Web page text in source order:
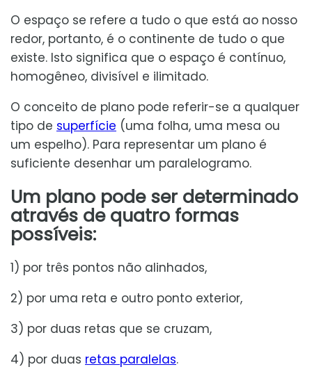
O espaço se refere a tudo o que está ao nosso
redor, portanto, é o continente de tudo o que
existe. Isto significa que o espaço é contínuo,
homogêneo, divisível e ilimitado.
O conceito de plano pode referir-se a qualquer
tipo de superfície (uma folha, uma mesa ou
um espelho). Para representar um plano é
suficiente desenhar um paralelogramo.
Um plano pode ser determinado
através de quatro formas
possíveis:
1) por três pontos não alinhados,
2) por uma reta e outro ponto exterior,
3) por duas retas que se cruzam,
4) por duas retas paralelas.